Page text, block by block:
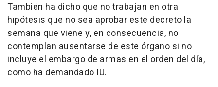
También ha dicho que no trabajan en otra
hipótesis que no sea aprobar este decreto la
semana que viene y, en consecuencia, no
contemplan ausentarse de este órgano si no
incluye el embargo de armas en el orden del día,
como ha demandado IU.